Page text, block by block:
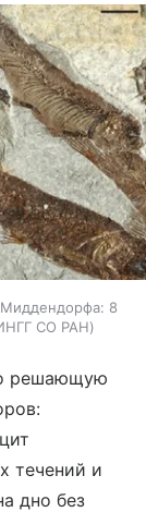
8
СО РАН
решающую
течений и
дно без